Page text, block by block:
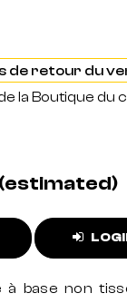
de retour du
la Boutique du
à base non